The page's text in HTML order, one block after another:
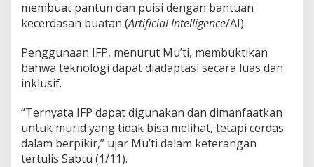
membuat pantun dan puisi dengan bantuan
kecerdasan buatan (Artificial Intelligence/AI).
Penggunaan IFP, menurut Mu’ti, membuktikan
bahwa teknologi dapat diadaptasi secara luas dan
inklusif.
“Ternyata IFP dapat digunakan dan dimanfaatkan
untuk murid yang tidak bisa melihat, tetapi cerdas
dalam berpikir,” ujar Mu’ti dalam keterangan
tertulis Sabtu (1/11).